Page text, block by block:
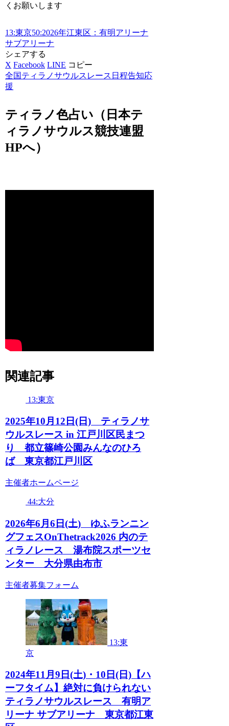
くお願いします
13:東京50:2026年江東区：有明アリーナ
サブアリーナ
シェアする
X Facebook LINE コピー
全国ティラノサウルスレース日程告知応
援
ティラノ色占い（日本テ
ィラノサウルス競技連盟
HPへ）
関連記事
13:東京
2025年10月12日(日) ティラノサ
ウルスレース in 江戸川区民まつ
り 都立篠崎公園みんなのひろ
ば 東京都江戸川区
主催者ホームページ
44:大分
2026年6月6日(土) ゆふランニン
グフェスOnThetrack2026 内のテ
ィラノレース 湯布院スポーツセ
ンター 大分県由布市
主催者募集フォーム
13:東
京
2024年11月9日(土)・10日(日)【ハ
ーフタイム】絶対に負けられない
ティラノサウルスレース 有明ア
リーナ サブアリーナ 東京都江東